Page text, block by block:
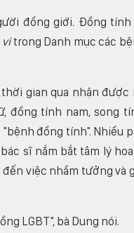
đồng giới. Đồng tính
vitrong Danh mục các
gian qua nhận được
đồng tính nam, song
đồng tính". Nhiều
sĩ nắm bắt tâm lý
việc nhầm tưởng và
LGBT", bà Dung nói.